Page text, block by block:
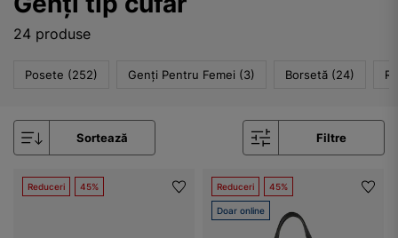
24 produse
Posete (252) Genți Pentru Femei (3) Borsetă (24)
Sortează Filtre
Reduceri 45% Reduceri 45%
Doar online